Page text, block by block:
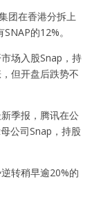
团在香港分拆上
的12%。
场入股Snap，持
但开盘后跌势不
季报，腾讯在公
公司Snap，持股
转稍早逾20%的